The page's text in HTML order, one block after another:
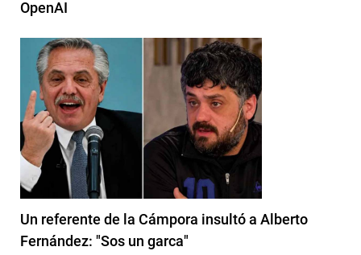
OpenAI
Un referente de la Cámpora insultó a Alberto
Fernández: "Sos un garca"